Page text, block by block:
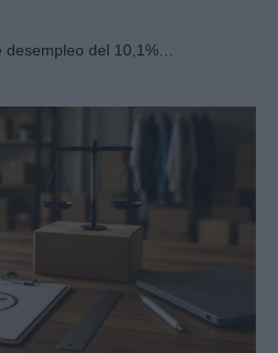
desempleo del 10,1%…